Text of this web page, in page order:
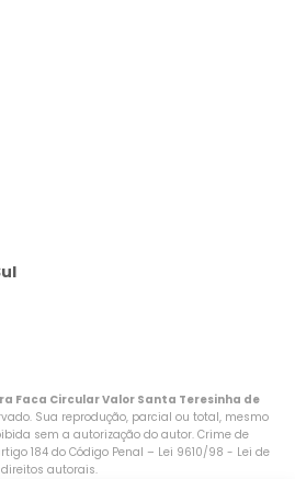
Faca Circular Valor Santa Teresinha de
Sua reprodução, parcial ou total, mesmo
sem a autorização do autor. Crime de
184 do Código Penal – Lei 9610/98 - Lei de
direitos autorais.